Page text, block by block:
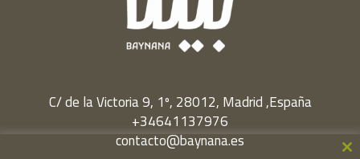
C/ de la Victoria 9, 1º, 28012, Madrid ,España
+34641137976
contacto@baynana.es